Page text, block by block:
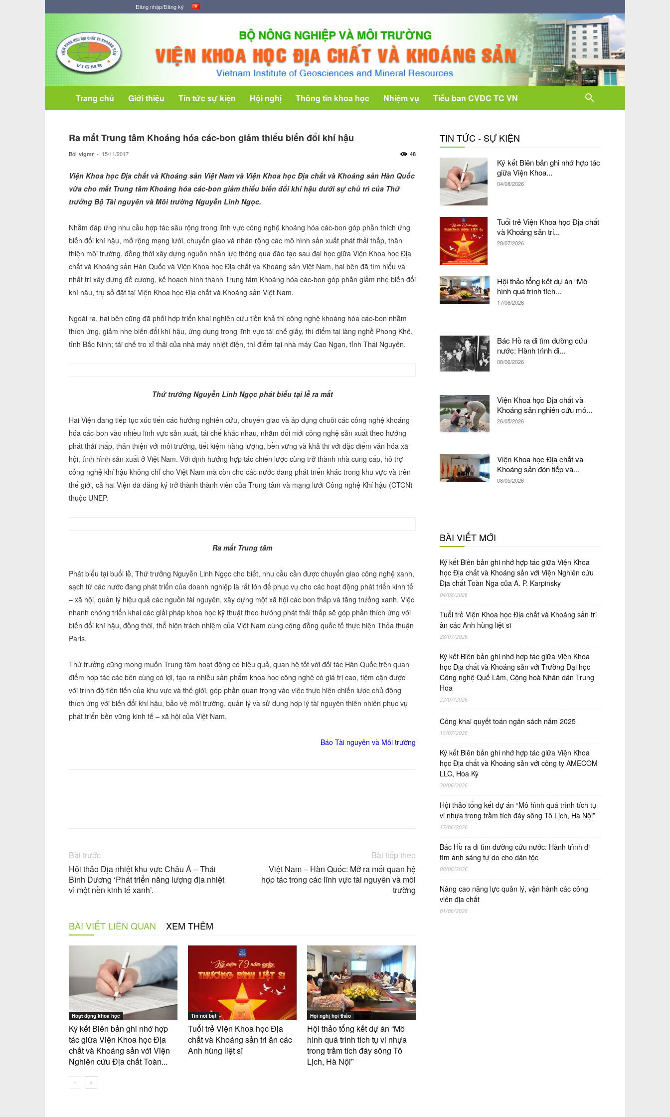
Đăng nhập/Đăng ký
Viện
Khoa
học
Địa
chất
và
Khoáng
sản
Trang chủ Giới thiệu Tin tức sự kiện Hội nghị Thông tin khoa học Nhiệm vụ Tiểu ban CVĐC TC VN
Ra mắt Trung tâm Khoáng hóa các-bon giảm thiểu biến đổi khí hậu
Bởi vigmr - 15/11/2017 48
Viện Khoa học Địa chất và Khoáng sản Việt Nam và Viện Khoa học Địa chất và Khoáng sản Hàn Quốc
vừa cho mắt Trung tâm Khoáng hóa các-bon giảm thiểu biến đổi khí hậu dưới sự chủ trì của Thứ
trưởng Bộ Tài nguyên và Môi trường Nguyễn Linh Ngọc.
Nhằm đáp ứng nhu cầu hợp tác sâu rộng trong lĩnh vực công nghệ khoáng hóa các-bon góp phần thích ứng
biến đổi khí hậu, mở rộng mạng lưới, chuyển giao và nhân rộng các mô hình sản xuất phát thải thấp, thân
thiện môi trường, đồng thời xây dựng nguồn nhân lực thông qua đào tạo sau đại học giữa Viện Khoa học Địa
chất và Khoáng sản Hàn Quốc và Viện Khoa học Địa chất và Khoáng sản Việt Nam, hai bên đã tìm hiểu và
nhất trí xây dựng đề cương, kế hoạch hình thành Trung tâm Khoáng hóa các-bon góp phần giảm nhẹ biến đổi
khí hậu, trụ sở đặt tại Viện Khoa học Địa chất và Khoáng sản Việt Nam.
Ngoài ra, hai bên cũng đã phối hợp triển khai nghiên cứu tiền khả thi công nghệ khoáng hóa các-bon nhằm
thích ứng, giảm nhẹ biến đổi khí hậu, ứng dụng trong lĩnh vực tái chế giấy, thí điểm tại làng nghề Phong Khê,
tỉnh Bắc Ninh; tái chế tro xỉ thải của nhà máy nhiệt điện, thí điểm tại nhà máy Cao Ngạn, tỉnh Thái Nguyên.
Thứ trưởng Nguyễn Linh Ngọc phát biểu tại lễ ra mắt
Hai Viện đang tiếp tục xúc tiến các hướng nghiên cứu, chuyển giao và áp dụng chuỗi các công nghệ khoáng
hóa các-bon vào nhiều lĩnh vực sản xuất, tái chế khác nhau, nhằm đổi mới công nghệ sản xuất theo hướng
phát thải thấp, thân thiện với môi trường, tiết kiệm năng lượng, bền vững và khả thi với đặc điểm văn hóa xã
hội, tình hình sản xuất ở Việt Nam. Với định hướng hợp tác chiến lược cùng trở thành nhà cung cấp, hỗ trợ
công nghệ khí hậu không chỉ cho Việt Nam mà còn cho các nước đang phát triển khác trong khu vực và trên
thế giới, cả hai Viện đã đăng ký trở thành thành viên của Trung tâm và mạng lưới Công nghệ Khí hậu (CTCN)
thuộc UNEP.
Ra mắt Trung tâm
Phát biểu tại buổi lễ, Thứ trưởng Nguyễn Linh Ngọc cho biết, nhu cầu cần được chuyển giao công nghệ xanh,
sạch từ các nước đang phát triển của doanh nghiệp là rất lớn để phục vụ cho các hoạt động phát triển kinh tế
– xã hội, quản lý hiệu quả các nguồn tài nguyên, xây dựng một xã hội các bon thấp và tăng trưởng xanh. Việc
nhanh chóng triển khai các giải pháp khoa học kỹ thuật theo hướng phát thải thấp sẽ góp phần thích ứng với
biến đổi khí hậu, đồng thời, thể hiện trách nhiệm của Việt Nam cùng cộng đồng quốc tế thực hiện Thỏa thuận
Paris.
Thứ trưởng cũng mong muốn Trung tâm hoạt động có hiệu quả, quan hệ tốt với đối tác Hàn Quốc trên quan
điểm hợp tác các bên cùng có lợi, tạo ra nhiều sản phẩm khoa học công nghệ có giá trị cao, tiệm cận được
với trình độ tiên tiến của khu vực và thế giới, góp phần quan trọng vào việc thực hiện chiến lược chủ động
thích ứng với biến đổi khí hậu, bảo vệ môi trường, quản lý và sử dụng hợp lý tài nguyên thiên nhiên phục vụ
phát triển bền vững kinh tế – xã hội của Việt Nam.
Báo Tài nguyên và Môi trường
Bài trước
Hội thảo Địa nhiệt khu vực Châu Á – Thái
Bình Dương ‘Phát triển năng lượng địa nhiệt
vì một nền kinh tế xanh’.
Bài tiếp theo
Việt Nam – Hàn Quốc: Mở ra mối quan hệ
hợp tác trong các lĩnh vực tài nguyên và môi
trường
BÀI VIẾT LIÊN QUAN XEM THÊM
Hoạt động khoa học
Ký kết Biên bản ghi nhớ hợp
tác giữa Viện Khoa học Địa
chất và Khoáng sản với Viện
Nghiên cứu Địa chất Toàn...
Tin nổi bật
Tuổi trẻ Viện Khoa học Địa
chất và Khoáng sản tri ân các
Anh hùng liệt sĩ
Hội nghị hội thảo
Hội thảo tổng kết dự án “Mô
hình quá trình tích tụ vi nhựa
trong trầm tích đáy sông Tô
Lịch, Hà Nội”
TIN TỨC - SỰ KIỆN
Ký kết Biên bản ghi nhớ hợp tác
giữa Viện Khoa...
04/08/2026
Tuổi trẻ Viện Khoa học Địa chất
và Khoáng sản tri...
28/07/2026
Hội thảo tổng kết dự án “Mô
hình quá trình tích...
17/06/2026
Bác Hồ ra đi tìm đường cứu
nước: Hành trình đi...
08/06/2026
Viện Khoa học Địa chất và
Khoáng sản nghiên cứu mô...
26/05/2026
Viện Khoa học Địa chất và
Khoáng sản đón tiếp và...
08/05/2026
BÀI VIẾT MỚI
Ký kết Biên bản ghi nhớ hợp tác giữa Viện Khoa
học Địa chất và Khoáng sản với Viện Nghiên cứu
Địa chất Toàn Nga của A. P. Karpinsky
04/08/2026
Tuổi trẻ Viện Khoa học Địa chất và Khoáng sản tri
ân các Anh hùng liệt sĩ
28/07/2026
Ký kết Biên bản ghi nhớ hợp tác giữa Viện Khoa
học Địa chất và Khoáng sản với Trường Đại học
Công nghệ Quế Lâm, Cộng hoà Nhân dân Trung
Hoa
22/07/2026
Công khai quyết toán ngân sách năm 2025
15/07/2026
Ký kết Biên bản ghi nhớ hợp tác giữa Viện Khoa
học Địa chất và Khoáng sản với công ty AMECOM
LLC, Hoa Kỳ
30/06/2026
Hội thảo tổng kết dự án “Mô hình quá trình tích tụ
vi nhựa trong trầm tích đáy sông Tô Lịch, Hà Nội”
17/06/2026
Bác Hồ ra đi tìm đường cứu nước: Hành trình đi
tìm ánh sáng tự do cho dân tộc
08/06/2026
Nâng cao năng lực quản lý, vận hành các công
viên địa chất
01/06/2026